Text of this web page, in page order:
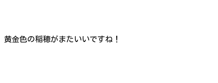
黄金色の稲穂がまたいいですね！